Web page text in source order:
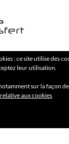
: ce site utilise des
leur utilisation.
sur la façon
aux cookies